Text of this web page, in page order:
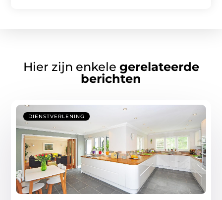
Hier zijn enkele gerelateerde
berichten
DIENSTVERLENING